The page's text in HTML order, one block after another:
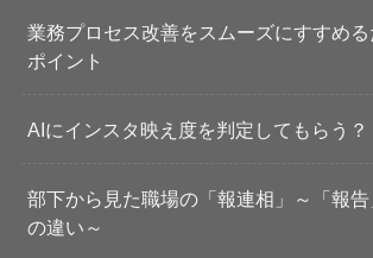
業務プロセス改善をスムーズにすすめ
ポイント
AIにインスタ映え度を判定してもらう？
部下から見た職場の「報連相」～「報告
の違い～